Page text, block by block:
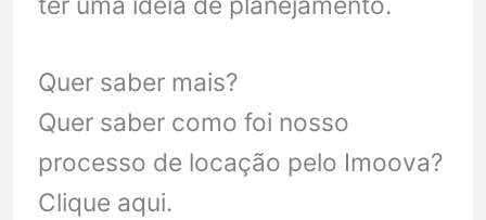
Quer saber mais?
Quer saber como foi nosso
processo de locação pelo Imoova?
Clique aqui.